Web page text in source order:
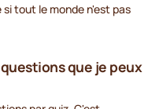
tout le monde n'est pas
que je peux